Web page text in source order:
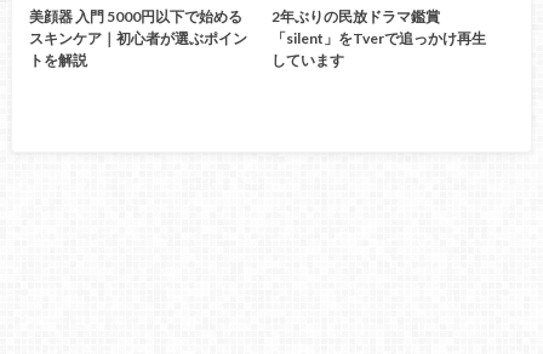
美顔器 入門 5000円以下で始める
スキンケア｜初心者が選ぶポイン
トを解説
2年ぶりの民放ドラマ鑑賞
「silent」をTverで追っかけ再生
しています